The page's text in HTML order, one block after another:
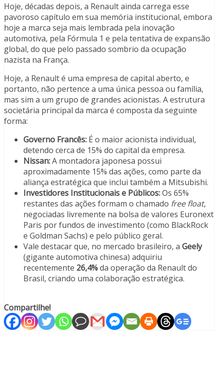
Hoje, décadas depois, a Renault ainda carrega esse
pavoroso capítulo em sua memória institucional, embora
hoje a marca seja mais lembrada pela inovação
automotiva, pela Fórmula 1 e pela tentativa de expansão
global, do que pelo passado sombrio da ocupação
nazista na França.
Hoje, a Renault é uma empresa de capital aberto, e
portanto, não pertence a uma única pessoa ou família,
mas sim a um grupo de grandes acionistas. A estrutura
societária principal da marca é composta da seguinte
forma:
Governo Francês: É o maior acionista individual,
detendo cerca de 15% do capital da empresa.
Nissan:A montadora japonesa possui
aproximadamente 15% das ações, como parte da
aliança estratégica que inclui também a Mitsubishi.
Investidores Institucionais e Públicos:Os 65%
restantes das ações formam o chamado free float,
negociadas livremente na bolsa de valores Euronext
Paris por fundos de investimento (como BlackRock
e Goldman Sachs) e pelo público geral.
Vale destacar que, no mercado brasileiro, a Geely
(gigante automotiva chinesa) adquiriu
recentemente 26,4%da operação da Renault do
Brasil, criando uma colaboração estratégica.
Compartilhe!